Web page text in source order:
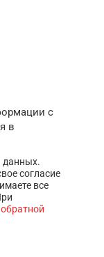
с
в
данных.
согласие
все